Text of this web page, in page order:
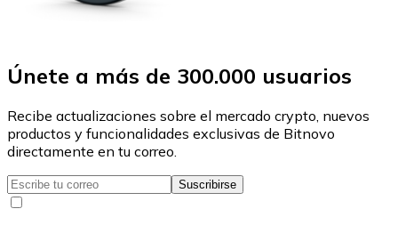
Únete a más de 300.000 usuarios
Recibe actualizaciones sobre el mercado crypto, nuevos
productos y funcionalidades exclusivas de Bitnovo
directamente en tu correo.
Suscribirse